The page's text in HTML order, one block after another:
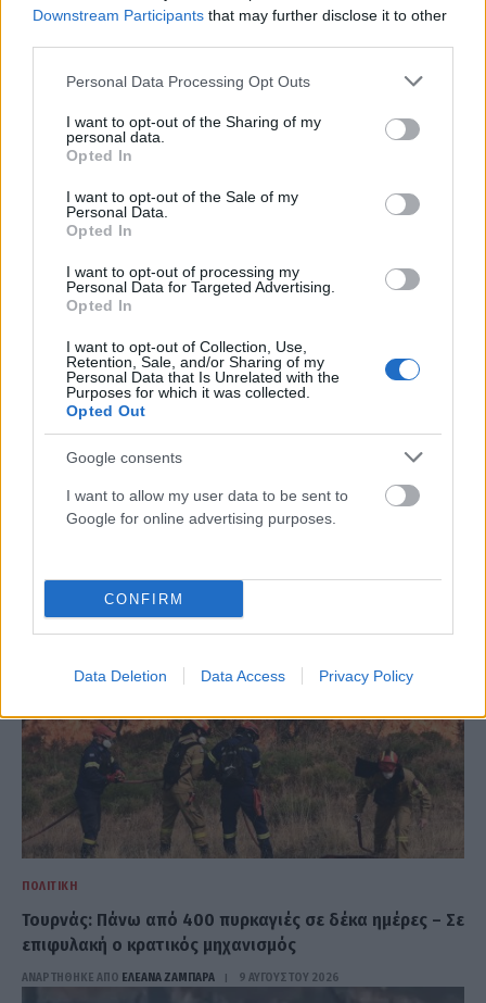
Downstream Participants that may further disclose it to other
Please note that this website/app uses one or more Google
not limited to your visit or usage behaviour. You may click to
grant or deny consent to Google and its third-party tags to
use your data for below specified purposes in below Google
consent section.
Personal Data Processing Opt Outs
I want to opt-out of the Sharing of my
personal data.
Opted In
I want to opt-out of the Sale of my
Personal Data.
Opted In
I want to opt-out of processing my
Personal Data for Targeted Advertising.
Opted In
I want to opt-out of Collection, Use,
Retention, Sale, and/or Sharing of my
Personal Data that Is Unrelated with the
Purposes for which it was collected.
Opted Out
Google consents
I want to allow my user data to be sent to
Google for online advertising purposes.
CONFIRM
Data Deletion Data Access Privacy Policy
ΕΛΛΆΔΑ
Έκτακτη σύσκεψη της Πολιτικής Προστασίας: Ποιες
περιοχές είναι σε Red Code λόγω ισχυρών ανέμων
ΔΙΕΘΝΉ
Συνομιλίες με τις ΗΠΑ δεν θα γίνουν, όσο παραβιάζεται
μία μεταβατική συμφωνία, δήλωσε ο Ιρανός υπουργός
των Εξωτερικών Αμπάς Αραγτσί
ΠΟΛΙΤΙΚΉ
Τουρνάς: Πάνω από 400 πυρκαγιές σε δέκα ημέρες – Σε
επιφυλακή ο κρατικός μηχανισμός
ΑΝΑΡΤΗΘΗΚΕ ΑΠΟ ΕΛΕΑΝΑ ΖΑΜΠΑΡΑ 9 ΑΥΓΟΎΣΤΟΥ 2026